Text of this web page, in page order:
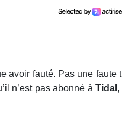
avoir fauté. Pas une faute
n’est pas abonné à Tidal ,